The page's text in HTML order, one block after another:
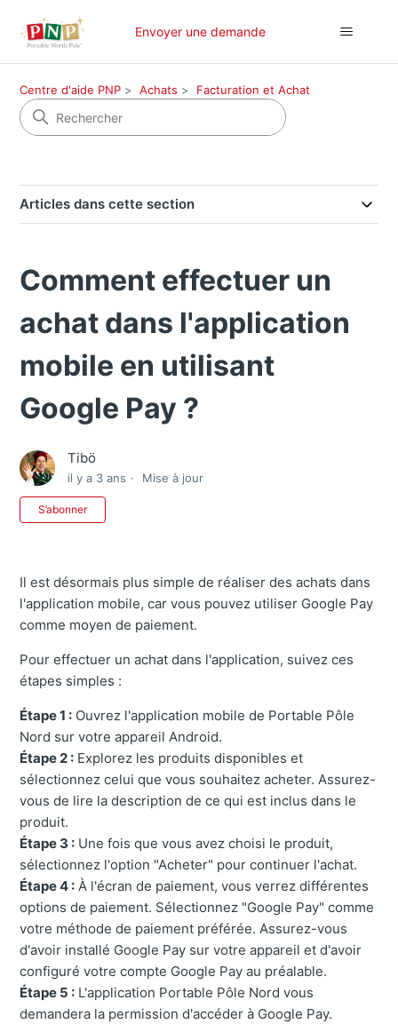
Envoyer une demande
Centre d'aide PNP Achats Facturation et Achat
Articles dans cette section
Comment effectuer un
achat dans l'application
mobile en utilisant
Google Pay ?
Tibö
il y a 3 ans Mise à jour
S’abonner
Il est désormais plus simple de réaliser des achats dans
l'application mobile, car vous pouvez utiliser Google Pay
comme moyen de paiement.
Pour effectuer un achat dans l'application, suivez ces
étapes simples :
Étape 1 : Ouvrez l'application mobile de Portable Pôle
Nord sur votre appareil Android.
Étape 2 : Explorez les produits disponibles et
sélectionnez celui que vous souhaitez acheter. Assurez-
vous de lire la description de ce qui est inclus dans le
produit.
Étape 3 : Une fois que vous avez choisi le produit,
sélectionnez l'option "Acheter" pour continuer l'achat.
Étape 4 : À l'écran de paiement, vous verrez différentes
options de paiement. Sélectionnez "Google Pay" comme
votre méthode de paiement préférée. Assurez-vous
d'avoir installé Google Pay sur votre appareil et d'avoir
configuré votre compte Google Pay au préalable.
Étape 5 : L'application Portable Pôle Nord vous
demandera la permission d'accéder à Google Pay.